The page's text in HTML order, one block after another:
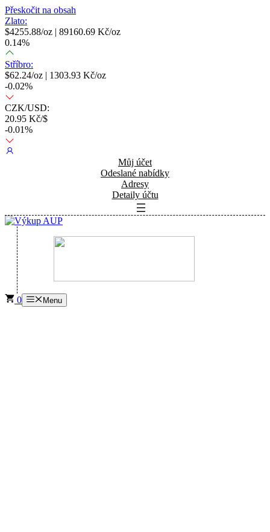
Přeskočit na obsah
Zlato:
$4255.88/oz | 89160.69 Kč/oz
0.14%
Stříbro:
$62.24/oz | 1303.93 Kč/oz
-0.02%
CZK/USD:
20.95 Kč/$
-0.01%
Můj účet
Odeslané nabídky
Adresy
Detaily účtu
0 Menu